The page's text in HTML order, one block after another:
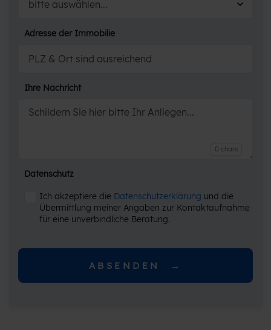
Adresse der Immobilie
Ihre Nachricht
0 chars
Datenschutz
Ich akzeptiere die Datenschutzerklärung und die
Übermittlung meiner Angaben zur Kontaktaufnahme
für eine unverbindliche Beratung.
ABSENDEN  →